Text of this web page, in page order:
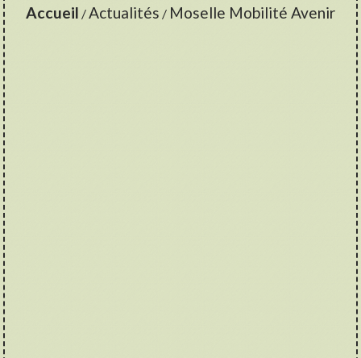
Accueil /Actualités / Moselle Mobilité Avenir